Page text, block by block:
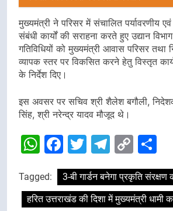
मुख्यमंत्री ने परिसर में संचालित पर्यावरणीय
संबंधी कार्यों की सराहना करते हुए उद्यान
गतिविधियों को मुख्यमंत्री आवास परिसर तथा
व्यापक स्तर पर विकसित करने हेतु विस्तृत
के निर्देश दिए।
इस अवसर पर सचिव श्री शैलेश बगौली,
सिंह, श्री नरेन्द्र यादव मौजूद थे।
WhatsApp
Facebook
TwitterCopy
Tagged:
3-बी गार्डन बनेगा प्रकृति संरक्षण
हरित उत्तराखंड की दिशा में मुख्यमंत्री धामी